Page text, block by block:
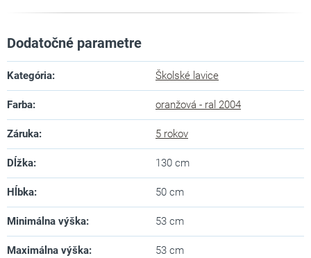
Dodatočné parametre
Kategória: Školské lavice
Farba: oranžová - ral 2004
Záruka: 5 rokov
Dĺžka: 130 cm
Hĺbka: 50 cm
Minimálna výška: 53 cm
Maximálna výška: 53 cm